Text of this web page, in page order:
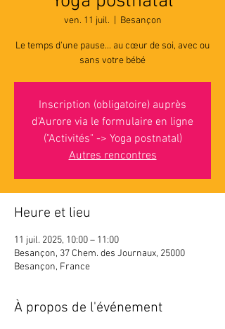
ven. 11 juil. Besançon
Le temps d'une pause... au cœur de soi, avec ou
sans votre bébé
Inscription (obligatoire) auprès
d'Aurore via le formulaire en ligne
("Activités" -> Yoga postnatal)
Autres rencontres
Heure et lieu
11 juil. 2025, 10:00 – 11:00
Besançon, 37 Chem. des Journaux, 25000
Besançon, France
À propos de l'événement